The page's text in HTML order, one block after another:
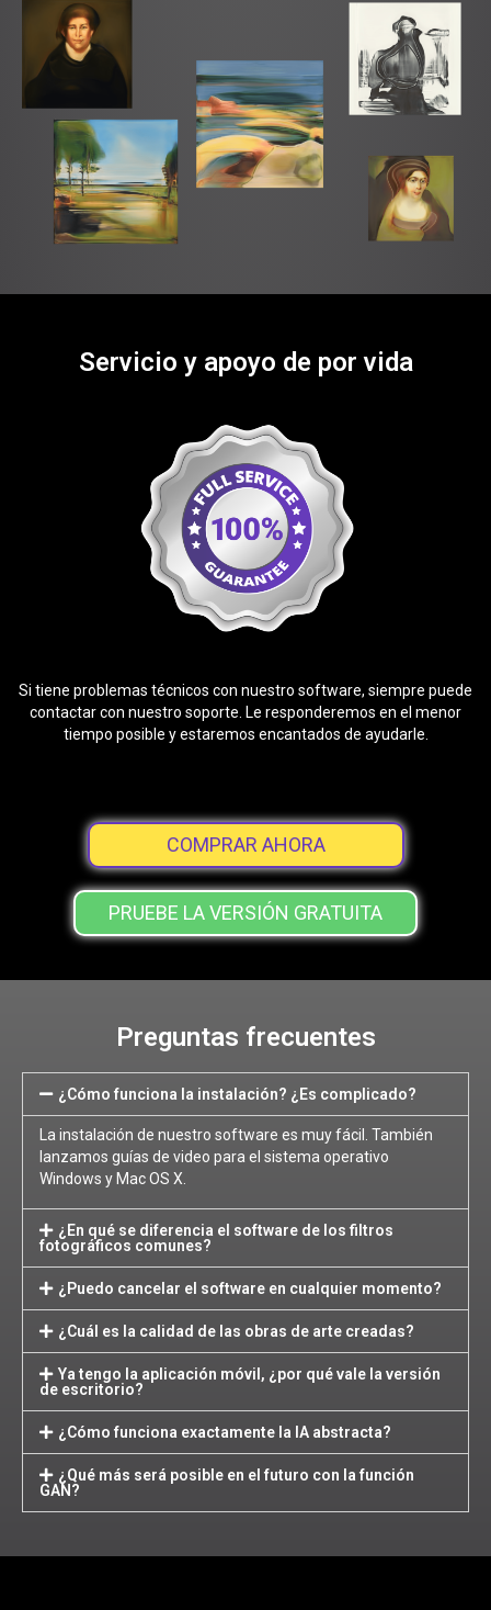
Servicio y apoyo de por vida
Si tiene problemas técnicos con nuestro software, siempre puede
contactar con nuestro soporte. Le responderemos en el menor
tiempo posible y estaremos encantados de ayudarle.
COMPRAR AHORA
PRUEBE LA VERSIÓN GRATUITA
Preguntas frecuentes
¿Cómo funciona la instalación? ¿Es complicado?
La instalación de nuestro software es muy fácil. También
lanzamos guías de video para el sistema operativo
Windows y Mac OS X.
¿En qué se diferencia el software de los filtros
fotográficos comunes?
¿Puedo cancelar el software en cualquier momento?
¿Cuál es la calidad de las obras de arte creadas?
Ya tengo la aplicación móvil, ¿por qué vale la versión
de escritorio?
¿Cómo funciona exactamente la IA abstracta?
¿Qué más será posible en el futuro con la función
GAN?